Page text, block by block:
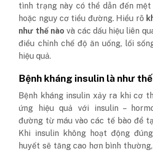
tình trạng này có thể dẫn đến mệt
hoặc nguy cơ tiểu đường. Hiểu rõ
như thế nào và các dấu hiệu liên
điều chỉnh chế độ ăn uống, lối
hiệu quả.
Bệnh kháng insulin là như thế
Bệnh kháng insulin xảy ra khi cơ
ứng hiệu quả với insulin –
đường từ máu vào các tế bào để
Khi insulin không hoạt động
huyết sẽ tăng cao hơn bình